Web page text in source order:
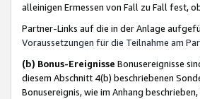
alleinigen Ermessen von Fall zu Fall fest,
Partner-Links auf die in der Anlage
Voraussetzungen für die Teilnahme am
(b) Bonus-Ereignisse Bonusereignisse
diesem Abschnitt 4(b) beschriebenen
Bonusereignis, wie im Anhang